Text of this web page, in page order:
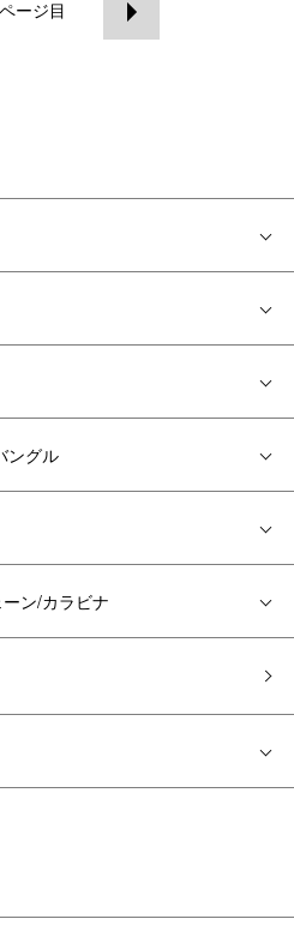
ページ目
ングル
ン/カラビナ